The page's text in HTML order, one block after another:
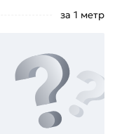
за 1 метр